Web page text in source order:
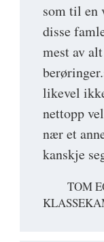
som til en
disse
mest av
likevel
nettopp
nær et
kanskje
TOM